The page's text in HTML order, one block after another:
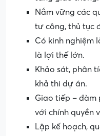
Nắm vững các
tư công, thủ tục
Có kinh nghiệm
là lợi thế lớn.
Khảo sát, phân
khả thi dự án.
Giao tiếp – đàm
với chính quyền
Lập kế hoạch,